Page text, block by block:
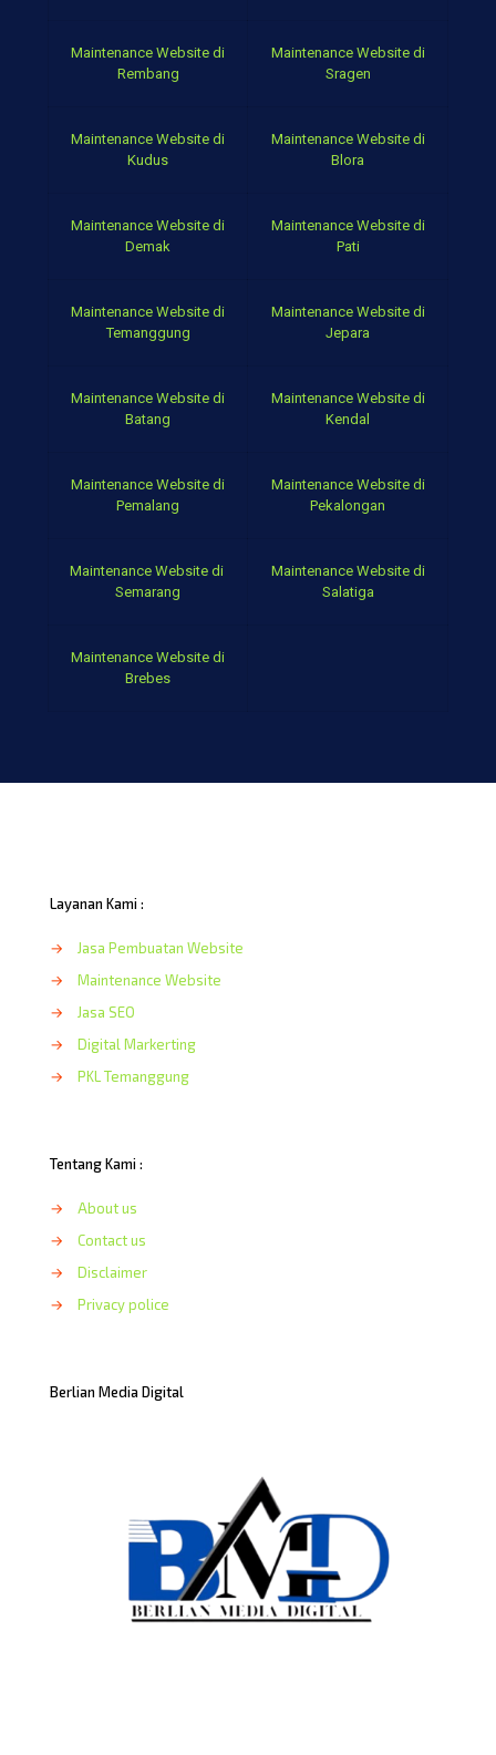
Maintenance Website di
Rembang
Maintenance Website di
Sragen
Maintenance Website di
Kudus
Maintenance Website di
Blora
Maintenance Website di
Demak
Maintenance Website di
Pati
Maintenance Website di
Temanggung
Maintenance Website di
Jepara
Maintenance Website di
Batang
Maintenance Website di
Kendal
Maintenance Website di
Pemalang
Maintenance Website di
Pekalongan
Maintenance Website di
Semarang
Maintenance Website di
Salatiga
Maintenance Website di
Brebes
Layanan Kami :
→
Jasa Pembuatan Website
→
Maintenance Website
→
Jasa SEO
→
Digital Markerting
→
PKL Temanggung
Tentang Kami :
→
About us
→
Contact us
→
Disclaimer
→
Privacy police
Berlian Media Digital